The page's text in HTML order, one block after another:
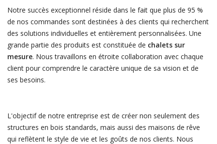
Notre succès exceptionnel réside dans le fait que plus de 95 %
de nos commandes sont destinées à des clients qui recherchent
des solutions individuelles et entièrement personnalisées. Une
grande partie des produits est constituée de chalets sur
mesure. Nous travaillons en étroite collaboration avec chaque
client pour comprendre le caractère unique de sa vision et de
ses besoins.
L'objectif de notre entreprise est de créer non seulement des
structures en bois standards, mais aussi des maisons de rêve
qui reflètent le style de vie et les goûts de nos clients. Nous